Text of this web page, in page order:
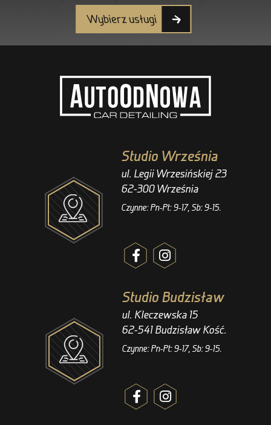
Wybierz usługi
Studio Września
ul. Legii Wrzesińskiej 23
62-300 Września
Czynne: Pn-Pt: 9-17, Sb: 9-15.
Studio Budzisław
ul. Kleczewska 15
62-541 Budzisław Kość.
Czynne: Pn-Pt: 9-17, Sb: 9-15.